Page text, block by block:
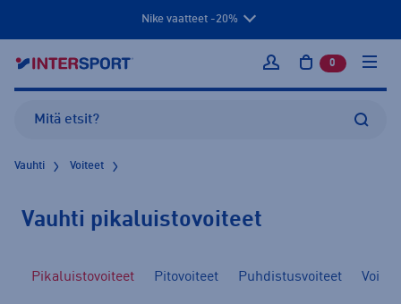
Nike vaatteet -20%
Kirjaudu sisään
0 tuotetta
Vauhti Voiteet
Vauhti pikaluistovoiteet
Pikaluistovoiteet Pitovoiteet Puhdistusvoiteet